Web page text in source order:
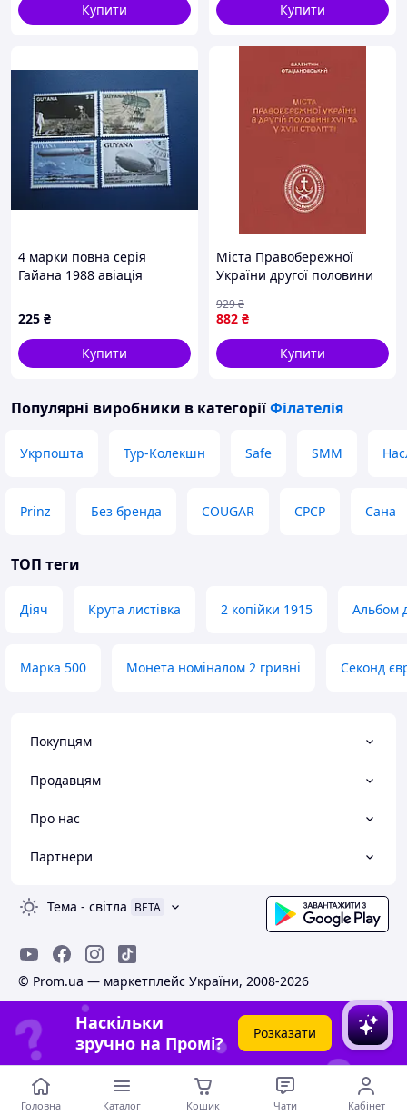
Купити
Купити
4 марки повна серія
Гайана 1988 авіація
7 $
225 ₴
Купити
Міста Правобережної
України другої половини
882 ₴
929₴
Купити
Популярні виробники в категоріїФілателія
Укрпошта Тур-Колекшн Safe SMM
Prinz Без бренда COUGAR СРСР Сана
ТОП теги
Діяч Крута листівка 2 копійки 1915 Альбом
Марка 500 Монета номіналом 2 гривні Секонд
Покупцям
Продавцям
Про нас
Партнери
Тема - світла BETA
© Prom.ua — маркетплейс України, 2008-2026
Наскільки
зручно на Промі?
Розказати
Головна Каталог Кошик Чати Кабінет